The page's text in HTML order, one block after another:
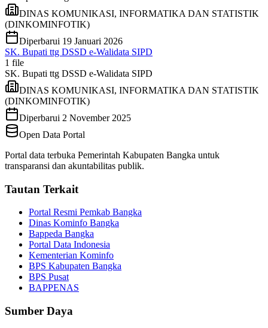
DINAS KOMUNIKASI, INFORMATIKA DAN STATISTIK
(DINKOMINFOTIK)
Diperbarui 19 Januari 2026
SK. Bupati ttg DSSD e-Walidata SIPD
1 file
SK. Bupati ttg DSSD e-Walidata SIPD
DINAS KOMUNIKASI, INFORMATIKA DAN STATISTIK
(DINKOMINFOTIK)
Diperbarui 2 November 2025
Open Data Portal
Portal data terbuka Pemerintah Kabupaten Bangka untuk
transparansi dan akuntabilitas publik.
Tautan Terkait
Portal Resmi Pemkab Bangka
Dinas Kominfo Bangka
Bappeda Bangka
Portal Data Indonesia
Kementerian Kominfo
BPS Kabupaten Bangka
BPS Pusat
BAPPENAS
Sumber Daya